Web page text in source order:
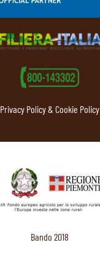
Privacy Policy & Cookie Policy
Bando 2018